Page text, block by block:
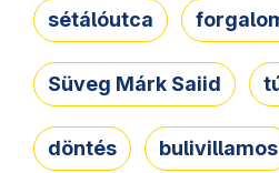
sétálóutca
Süveg Márk Saiid
döntés bulivillamos